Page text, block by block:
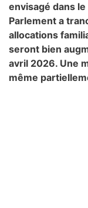
envisagé dans
Parlement a
allocations
seront bien
avril 2026. Une
même